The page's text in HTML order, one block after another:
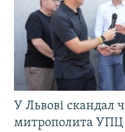
У Львові скандал
митрополита